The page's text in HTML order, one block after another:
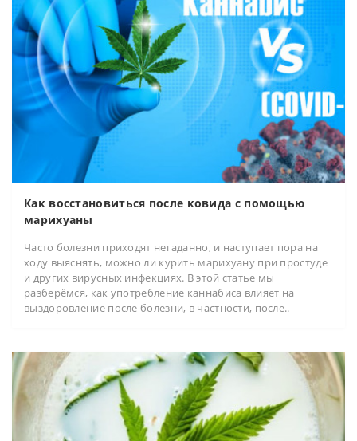
Как восстановиться после ковида с помощью
марихуаны
Часто болезни приходят негаданно, и наступает пора на
ходу выяснять, можно ли курить марихуану при простуде
и других вирусных инфекциях. В этой статье мы
разберёмся, как употребление каннабиса влияет на
выздоровление после болезни, в частности, после..